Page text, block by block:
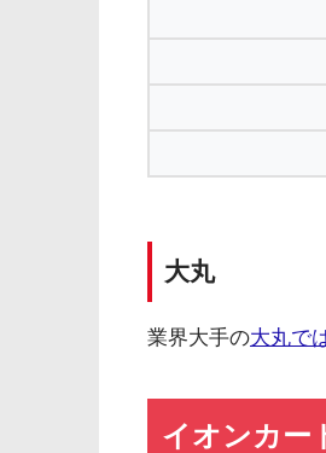
大丸
業界大手の大丸で
イオンカー